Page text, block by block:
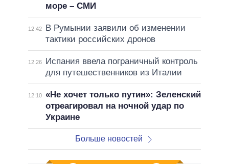
море – СМИ
12:42
В Румынии заявили об изменении
тактики российских дронов
12:26
Испания ввела пограничный контроль
для путешественников из Италии
12:10 «Не хочет только путин»: Зеленский
отреагировал на ночной удар по
Украине
Больше новостей